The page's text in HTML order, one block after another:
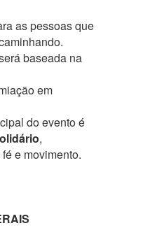
as pessoas que
baseada na
em
do evento é
,
e movimento.